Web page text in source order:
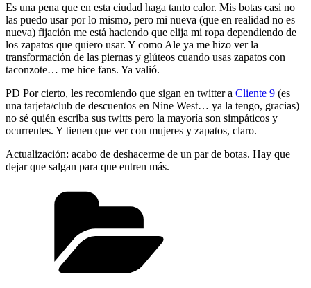
Es una pena que en esta ciudad haga tanto calor. Mis botas casi no
las puedo usar por lo mismo, pero mi nueva (que en realidad no es
nueva) fijación me está haciendo que elija mi ropa dependiendo de
los zapatos que quiero usar. Y como Ale ya me hizo ver la
transformación de las piernas y glúteos cuando usas zapatos con
taconzote… me hice fans. Ya valió.
PD Por cierto, les recomiendo que sigan en twitter a Cliente 9 (es
una tarjeta/club de descuentos en Nine West… ya la tengo, gracias)
no sé quién escriba sus twitts pero la mayoría son simpáticos y
ocurrentes. Y tienen que ver con mujeres y zapatos, claro.
Actualización: acabo de deshacerme de un par de botas. Hay que
dejar que salgan para que entren más.